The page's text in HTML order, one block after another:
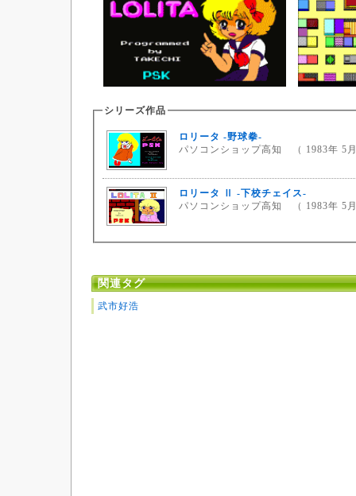
シリーズ作品
ロリータ -野球拳-
パソコンショップ高知 （ 1983年 5
ロリータ Ⅱ -下校チェイス-
パソコンショップ高知 （ 1983年 5
関連タグ
武市好浩